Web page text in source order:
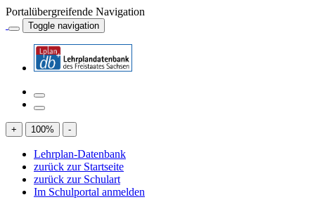
Portalübergreifende Navigation
Toggle navigation
+ 100% -
Lehrplan-Datenbank
zurück zur Startseite
zurück zur Schulart
Im Schulportal anmelden